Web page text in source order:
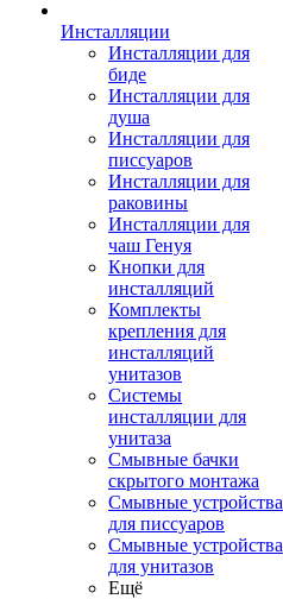
Инсталляции
Инсталляции для
биде
Инсталляции для
душа
Инсталляции для
писсуаров
Инсталляции для
раковины
Инсталляции для
чаш Генуя
Кнопки для
инсталляций
Комплекты
крепления для
инсталляций
унитазов
Системы
инсталляции для
унитаза
Смывные бачки
скрытого монтажа
Смывные устройства
для писсуаров
Смывные устройства
для унитазов
Ещё